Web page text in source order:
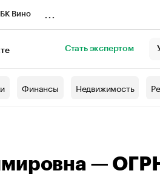
Вино
Стать экспертом
Финансы Недвижимость
—